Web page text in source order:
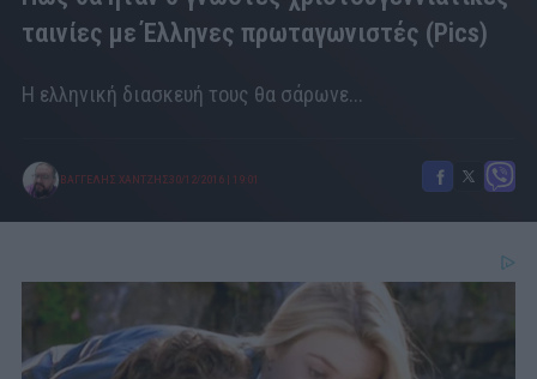
ταινίες με Έλληνες πρωταγωνιστές (Pics)
Η ελληνική διασκευή τους θα σάρωνε...
ΒΑΓΓΕΛΗΣ ΧΑΝΤΖΗΣ30/12/2016 19:01